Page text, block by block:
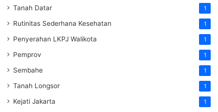
Tanah Datar 1
Rutinitas Sederhana Kesehatan 1
Penyerahan LKPJ Walikota 1
Pemprov 1
Sembahe 1
Tanah Longsor 1
Kejati Jakarta 1